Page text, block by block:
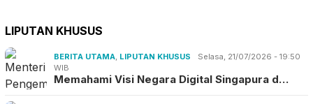
LIPUTAN KHUSUS
BERITA UTAMA LIPUTAN KHUSUS
Selasa, 21/07/2026 - 19:50
WIB
Memahami Visi Negara Digital Singapura d…